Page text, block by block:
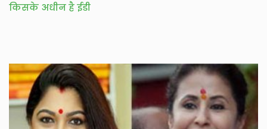
किसके अधीन है ईडी